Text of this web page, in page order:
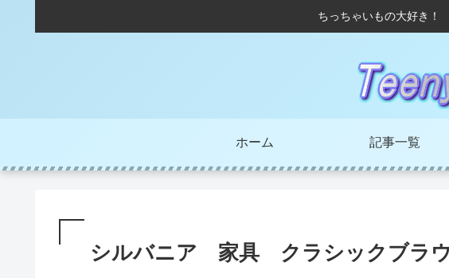
ちっちゃいもの大好き！
ホーム 記事一覧
シルバニア 家具 クラシックブラ